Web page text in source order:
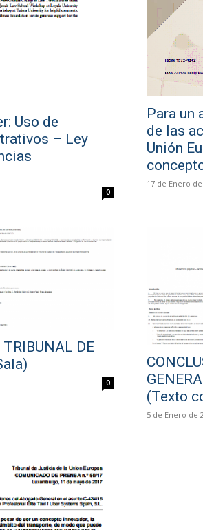
Uso de
– Ley
0
Para un
de las
Unión
17 de Enero de
DE
0
(Texto
5 de Enero de